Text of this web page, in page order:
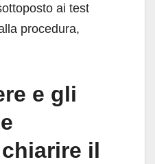
ai test
procedura,
e gli
il